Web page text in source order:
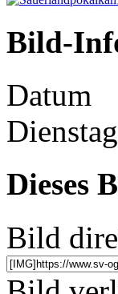
Bild-
Datum
Dieses
Bild